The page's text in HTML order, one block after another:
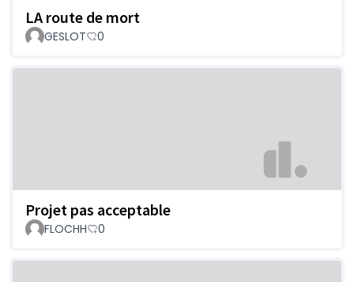
LA route de mort
GESLOT 0
Projet pas acceptable
FLOCHH 0